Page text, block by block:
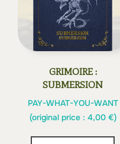
GRIMOIRE :
SUBMERSION
PAY-WHAT-YOU-WANT
(original price : 4,00 €)